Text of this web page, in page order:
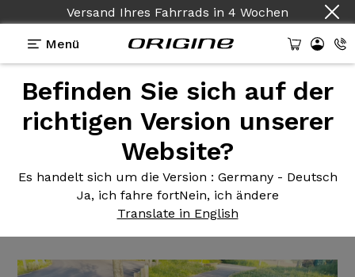
Versand Ihres Fahrrads in 4 Wochen
Menü
Befinden Sie sich auf der
richtigen Version unserer
Website?
Es handelt sich um die Version : Germany - Deutsch
Ja, ich fahre fortNein, ich ändere
Translate in English
Erfahrungsberichte >Axxome 2 GTR Evo - Shimano
GTR Evo - Shimano
Ultegra Di2 - Prymahl Orion